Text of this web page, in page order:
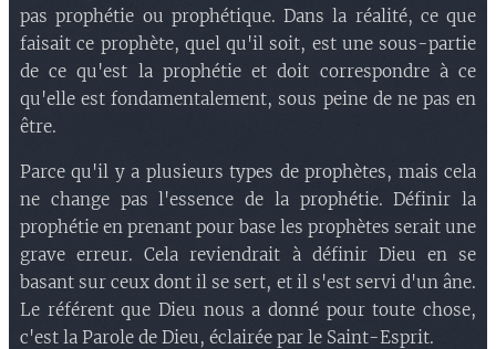
pas prophétie ou prophétique. Dans la réalité, ce que
faisait ce prophète, quel qu'il soit, est une sous-partie
de ce qu'est la prophétie et doit correspondre à ce
qu'elle est fondamentalement, sous peine de ne pas en
être.
Parce qu'il y a plusieurs types de prophètes, mais cela
ne change pas l'essence de la prophétie. Définir la
prophétie en prenant pour base les prophètes serait une
grave erreur. Cela reviendrait à définir Dieu en se
basant sur ceux dont il se sert, et il s'est servi d'un âne.
Le référent que Dieu nous a donné pour toute chose,
c'est la Parole de Dieu, éclairée par le Saint-Esprit.